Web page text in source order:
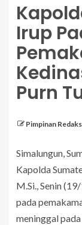
Irup
Purn
Pimpinan
Simalungun,
Kapolda
M.Si., Senin
pada
meninggal